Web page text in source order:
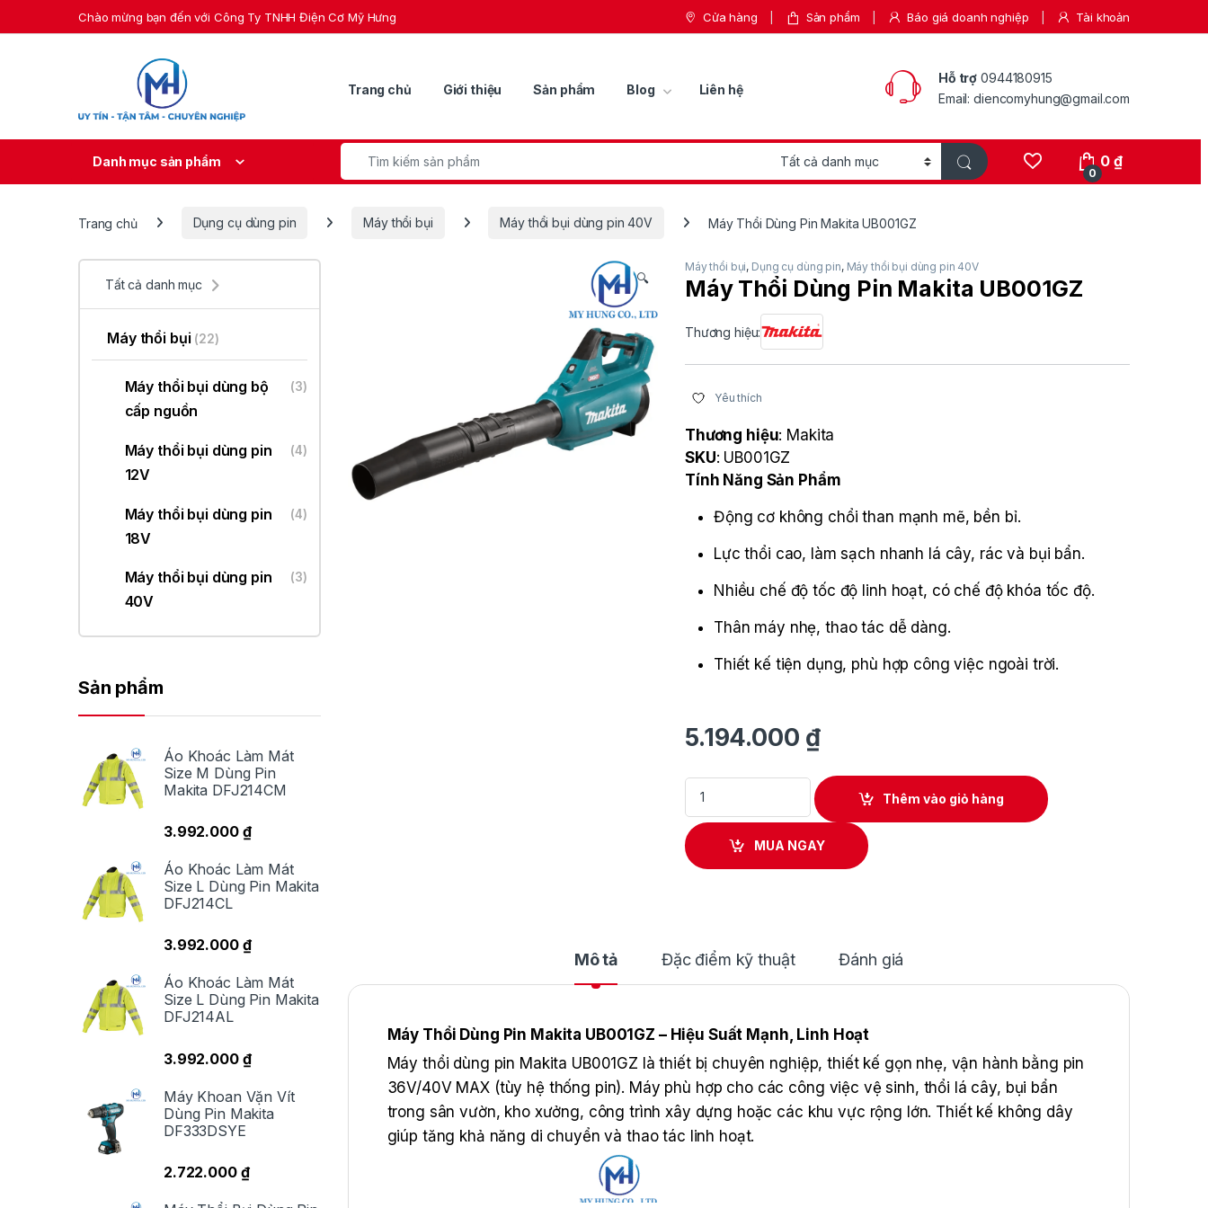
Skip to navigationChào mừng bạn đến với Công Ty TNHH Điện Cơ Mỹ Hưng Cửa hàng Sản phẩm Báo giá doanh nghiệp Tài khoản
Trang chủ Giới thiệu Sản phẩm Blog Liên hệ
Hỗ trợ 0944180915
Email: diencomyhung@gmail.com
Danh mục sản phẩm
Search for:
0
0₫
Trang chủ Dụng cụ dùng pin Máy thổi bụi Máy thổi bụi dùng pin 40V Máy Thổi Dùng Pin Makita UB001GZ
🔍
Máy thổi bụi, Dụng cụ dùng pin, Máy thổi bụi dùng pin 40V
Máy Thổi Dùng Pin Makita UB001GZ
Thương hiệu:
Yêu thích
Thương hiệu: Makita
SKU: UB001GZ
Tính Năng Sản Phẩm
Động cơ không chổi than mạnh mẽ, bền bỉ.
Lực thổi cao, làm sạch nhanh lá cây, rác và bụi bẩn.
Nhiều chế độ tốc độ linh hoạt, có chế độ khóa tốc độ.
Thân máy nhẹ, thao tác dễ dàng.
Thiết kế tiện dụng, phù hợp công việc ngoài trời.
5.194.000 ₫
Máy Thổi Dùng Pin Makita UB001GZ quantity
Thêm vào giỏ hàng
MUA NGAY
Mô tả Đặc điểm kỹ thuật Đánh giá
Máy Thổi Dùng Pin Makita UB001GZ – Hiệu Suất Mạnh, Linh Hoạt
Máy thổi dùng pin Makita UB001GZ là thiết bị chuyên nghiệp, thiết kế gọn nhẹ, vận hành bằng pin
36V/40V MAX (tùy hệ thống pin). Máy phù hợp cho các công việc vệ sinh, thổi lá cây, bụi bẩn
trong sân vườn, kho xưởng, công trình xây dựng hoặc các khu vực rộng lớn. Thiết kế không dây
giúp tăng khả năng di chuyển và thao tác linh hoạt.
Tất cả danh mục
Máy thổi bụi (22)
Máy thổi bụi dùng bộ
cấp nguồn
(3)
Máy thổi bụi dùng pin
12V
(4)
Máy thổi bụi dùng pin
18V
(4)
Máy thổi bụi dùng pin
40V
(3)
Sản phẩm
Áo Khoác Làm Mát
Size M Dùng Pin
Makita DFJ214CM
3.992.000 ₫
Áo Khoác Làm Mát
Size L Dùng Pin Makita
DFJ214CL
3.992.000 ₫
Áo Khoác Làm Mát
Size L Dùng Pin Makita
DFJ214AL
3.992.000 ₫
Máy Khoan Vặn Vít
Dùng Pin Makita
DF333DSYE
2.722.000 ₫